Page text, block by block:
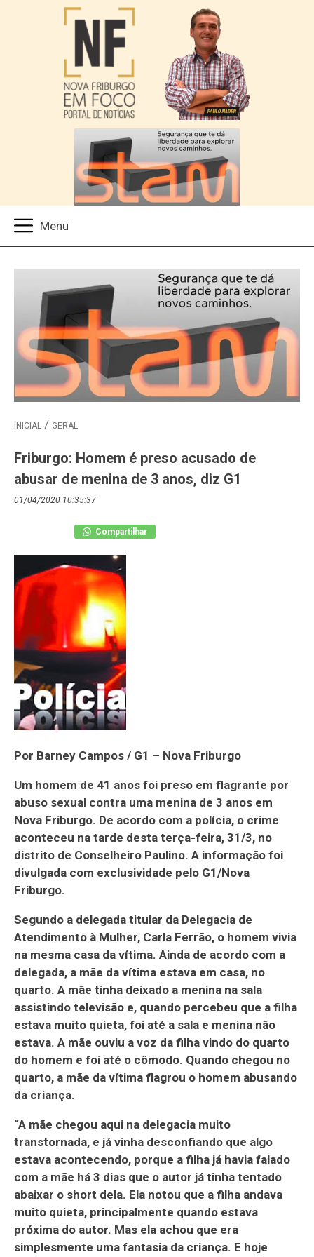
INICIAL GERAL
Friburgo: Homem é preso acusado de
abusar de menina de 3 anos, diz G1
01/04/2020 10:35:37
Compartilhar
Por Barney Campos / G1 – Nova Friburgo
Um homem de 41 anos foi preso em flagrante por
abuso sexual contra uma menina de 3 anos em
Nova Friburgo. De acordo com a polícia, o crime
aconteceu na tarde desta terça-feira, 31/3, no
distrito de Conselheiro Paulino. A informação foi
divulgada com exclusividade pelo G1/Nova
Friburgo.
Segundo a delegada titular da Delegacia de
Atendimento à Mulher, Carla Ferrão, o homem vivia
na mesma casa da vítima. Ainda de acordo com a
delegada, a mãe da vítima estava em casa, no
quarto. A mãe tinha deixado a menina na sala
assistindo televisão e, quando percebeu que a filha
estava muito quieta, foi até a sala e menina não
estava. A mãe ouviu a voz da filha vindo do quarto
do homem e foi até o cômodo. Quando chegou no
quarto, a mãe da vítima flagrou o homem abusando
da criança.
“A mãe chegou aqui na delegacia muito
transtornada, e já vinha desconfiando que algo
estava acontecendo, porque a filha já havia falado
com a mãe há 3 dias que o autor já tinha tentado
abaixar o short dela. Ela notou que a filha andava
muito quieta, principalmente quando estava
próxima do autor. Mas ela achou que era
simplesmente uma fantasia da criança. E hoje